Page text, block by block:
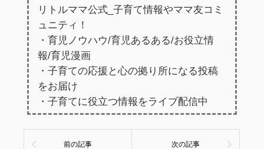
リトルママ公式_子育て情報やママ友コミ
ュニティ！
・育児ノウハウ/育児あるある/お役立情
報/育児漫画
・子育ての応援と心の拠り所になる投稿
をお届け
・子育てに役立つ情報をライブ配信中
前の記事 次の記事